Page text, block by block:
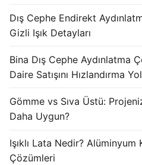
Işık Kontrol
İç Mekan
Dış Cephe Endirekt
Gizli Işık Detayları
Bina Dış Cephe Aydınlatma
Daire Satışını Hızlandırma
Gömme vs Sıva Üstü:
Daha Uygun?
Işıklı Lata Nedir? Alüminyum
Çözümleri